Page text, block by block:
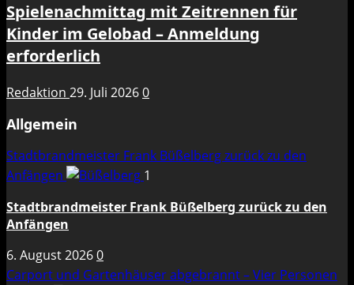
Spielenachmittag mit Zeitrennen für
Kinder im Gelobad – Anmeldung
erforderlich
Redaktion 29. Juli 20260
Allgemein
Stadtbrandmeister Frank Büßelberg zurück zu den
Anfängen
1
Stadtbrandmeister Frank Büßelberg zurück zu den
Anfängen
6. August 20260
Carport und Gartenhäuser abgebrannt – Vier Personen